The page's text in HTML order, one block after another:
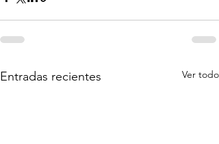
Entradas recientes Ver todo